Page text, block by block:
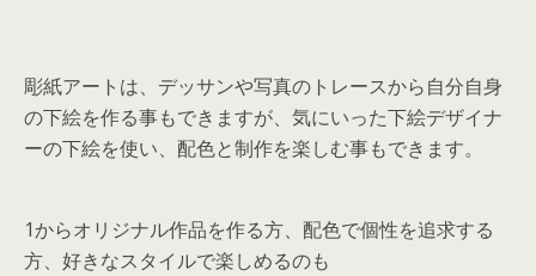
彫紙アートは、デッサンや写真のトレースから自分自身
の下絵を作る事もできますが、気にいった下絵デザイナ
ーの下絵を使い、配色と制作を楽しむ事もできます。
1からオリジナル作品を作る方、配色で個性を追求する
方、好きなスタイルで楽しめるのも